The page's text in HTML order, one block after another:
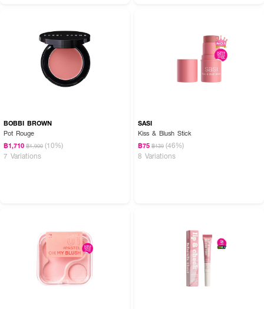
How to Use :
ใช้ปลายนิ้วหรือแปรงแตะเนื้อบลัช แล้วเกลี่ยลงบนพวงแก้มให้ได้ระดับสีตามต้องการ
BOBBI BROWN
Pot Rouge
฿1,710 ฿1,900 (10%)
7 Variations
SASI
Kiss & Blush Stick
฿75 ฿139 (46%)
8 Variations